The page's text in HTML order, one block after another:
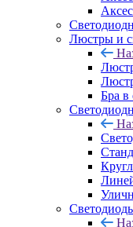
Люстры и
Бра в